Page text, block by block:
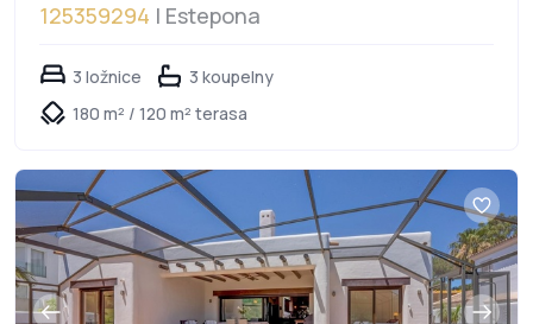
125359294 | Estepona
3 ložnice
3 koupelny
180 m² / 120 m² terasa